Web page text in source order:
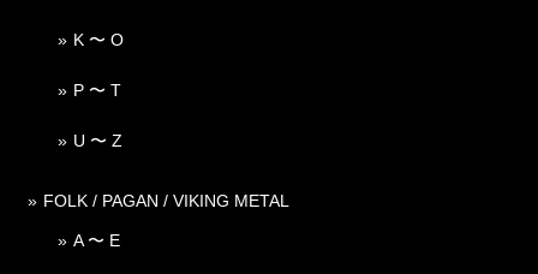
K 〜 O
P 〜 T
U 〜 Z
FOLK / PAGAN / VIKING METAL
A 〜 E